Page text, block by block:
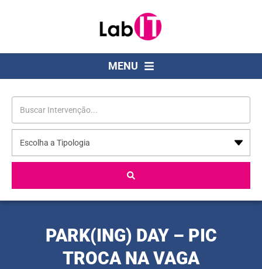
MENU
PARK(ING) DAY – PIC
TROCA NA VAGA